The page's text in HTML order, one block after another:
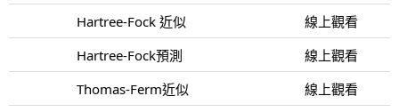
Hartree-Fock 近似
線上觀看
Hartree-Fock預測
線上觀看
Thomas-Ferm近似
線上觀看